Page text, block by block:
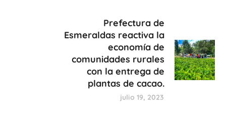
Prefectura de
Esmeraldas reactiva la
economía de
comunidades rurales
con la entrega de
plantas de cacao.
julio 19, 2023